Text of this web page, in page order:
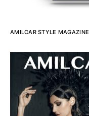
AMILCAR STYLE MAGAZINE